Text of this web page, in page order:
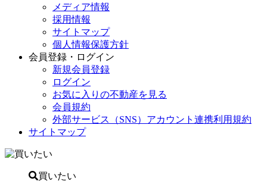
メディア情報
採用情報
サイトマップ
個人情報保護方針
会員登録・ログイン
新規会員登録
ログイン
お気に入りの不動産を見る
会員規約
外部サービス（SNS）アカウント連携利用規約
サイトマップ
買いたい